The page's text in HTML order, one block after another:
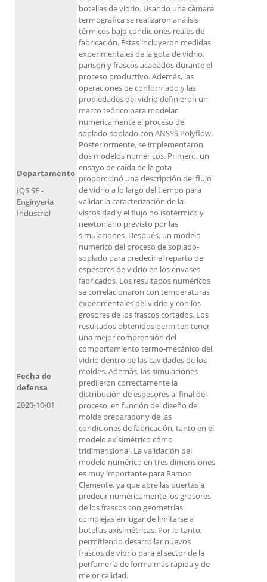
botellas de vidrio. Usando una cámara
termográfica se realizaron análisis
térmicos bajo condiciones reales de
fabricación. Éstas incluyeron medidas
experimentales de la gota de vidrio,
parison y frascos acabados durante el
proceso productivo. Además, las
operaciones de conformado y las
propiedades del vidrio definieron un
marco teórico para modelar
numéricamente el proceso de
soplado-soplado con ANSYS Polyflow.
Posteriormente, se implementaron
dos modelos numéricos. Primero, un
ensayo de caída de la gota
proporcionó una descripción del flujo
de vidrio a lo largo del tiempo para
validar la caracterización de la
viscosidad y el flujo no isotérmico y
newtoniano previsto por las
simulaciones. Después, un modelo
numérico del proceso de soplado-
soplado para predecir el reparto de
espesores de vidrio en los envases
fabricados. Los resultados numéricos
se correlacionaron con temperaturas
experimentales del vidrio y con los
grosores de los frascos cortados. Los
resultados obtenidos permiten tener
una mejor comprensión del
comportamiento termo-mecánico del
vidrio dentro de las cavidades de los
moldes. Además, las simulaciones
predijeron correctamente la
distribución de espesores al final del
proceso, en función del diseño del
molde preparador y de las
condiciones de fabricación, tanto en el
modelo axisimétrico cómo
tridimensional. La validación del
modelo numérico en tres dimensiones
es muy importante para Ramon
Clemente, ya que abre las puertas a
predecir numéricamente los grosores
de los frascos con geometrías
complejas en lugar de limitarse a
botellas axisimétricas. Por lo tanto,
permitiendo desarrollar nuevos
frascos de vidrio para el sector de la
perfumería de forma más rápida y de
mejor calidad.
Departamento
IQS SE -
Enginyeria
Industrial
Fecha de
defensa
2020-10-01